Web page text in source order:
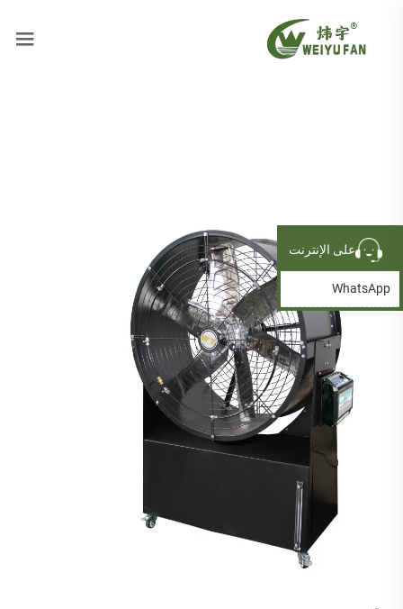
على الإنترنت
WhatsApp